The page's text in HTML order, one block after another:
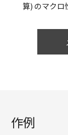
算) のマクロ
作例